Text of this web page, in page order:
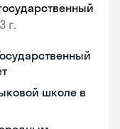
г.
школе в